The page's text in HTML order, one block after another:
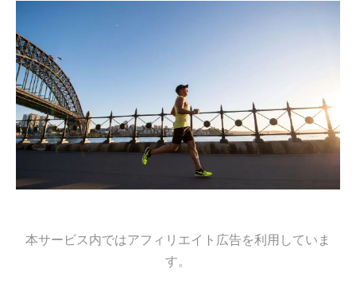
本サービス内ではアフィリエイト広告を利用していま
す。